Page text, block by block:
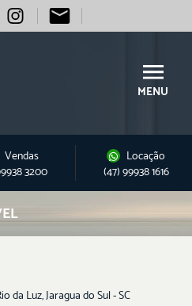
MENU
Vendas
3200
Locação
(47) 99938 1616
da Luz, Jaragua do Sul - SC